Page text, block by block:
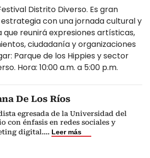
Distrito Diverso. Es gran
con una jornada cultural y
que reunirá expresiones artísticas,
ciudadanía y organizaciones
Parque de los Hippies y sector
Hora: 10:00 a.m. a 5:00 p.m.
De Los Ríos
egresada de la Universidad del
con énfasis en redes sociales y
digital.... Leer más